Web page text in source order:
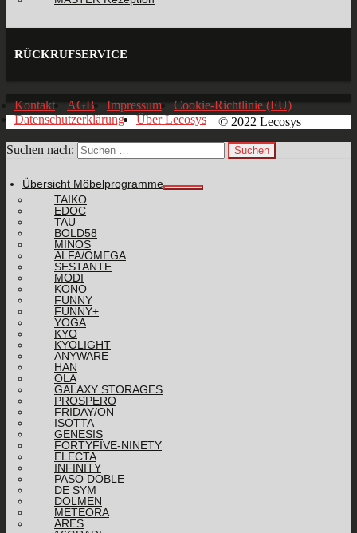
RÜCKRUFSERVICE
Kontakt AGB Impressum
Cookie-Richtlinie (EU)
Datenschutzerklärung
Über Lecosys © 2022 Lecosys
Suchen nach:
Übersicht Möbelprogramme
TAIKO
EDOC
TAU
BOLD58
MINOS
ALFA/OMEGA
SESTANTE
MODI
KONO
FUNNY
FUNNY+
YOGA
KYO
KYOLIGHT
ANYWARE
HAN
OLA
GALAXY STORAGES
PROSPERO
FRIDAY/ON
ISOTTA
GENESIS
FORTYFIVE-NINETY
ELECTA
INFINITY
PASO DOBLE
DE SYM
DOLMEN
METEORA
ARES